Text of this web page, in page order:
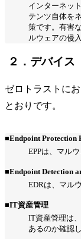
インターネッ
テンツ自体を
策です。有害
ルウェアの侵
２．デバイス
ゼロトラストに
とおりです。
■Endpoint Protection
EPPは、マル
■Endpoint Detection
EDRは、マル
■IT資産管理
IT資産管理は
あるのか確認